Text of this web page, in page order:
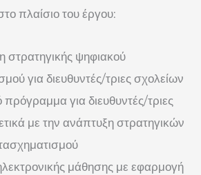
πλαίσιο του έργου:
στρατηγικής ψηφιακού
για διευθυντές/τριες σχολείων
πρόγραμμα για διευθυντές/τριες
με την ανάπτυξη στρατηγικών
μάθησης με εφαρμογή